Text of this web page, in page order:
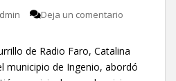
Deja un comentario
de Radio Faro, Catalina
municipio de Ingenio, abordó